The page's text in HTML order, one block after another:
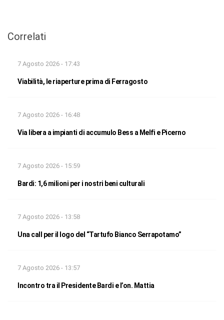
Correlati
7 Agosto 2026 - 17:43
Viabilità, le riaperture prima di Ferragosto
7 Agosto 2026 - 16:48
Via libera a impianti di accumulo Bess a Melfi e Picerno
7 Agosto 2026 - 15:59
Bardi: 1,6 milioni per i nostri beni culturali
7 Agosto 2026 - 13:58
Una call per il logo del “Tartufo Bianco Serrapotamo”
7 Agosto 2026 - 13:57
Incontro tra il Presidente Bardi e l’on. Mattia